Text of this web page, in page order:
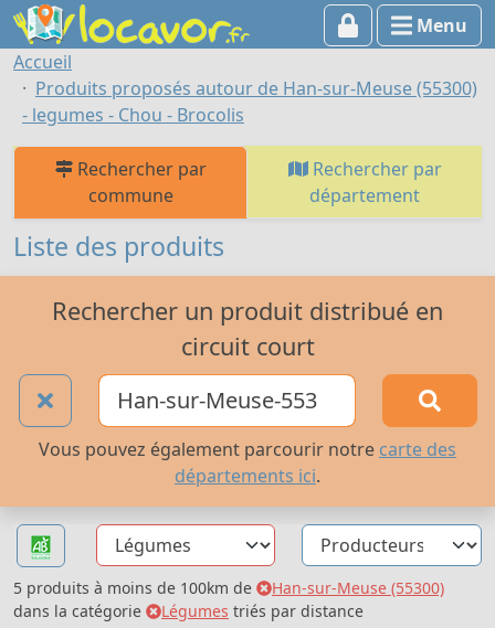
Menu
Accueil
Produits proposés autour de Han-sur-Meuse (55300)
- legumes - Chou - Brocolis
Rechercher par
commune
Rechercher par
département
Liste des produits
Rechercher un produit distribué en
circuit court
Vous pouvez également parcourir notre carte des
départements ici.
5 produits à moins de 100km de
Han-sur-Meuse (55300)
dans la catégorie
Légumes triés par distance